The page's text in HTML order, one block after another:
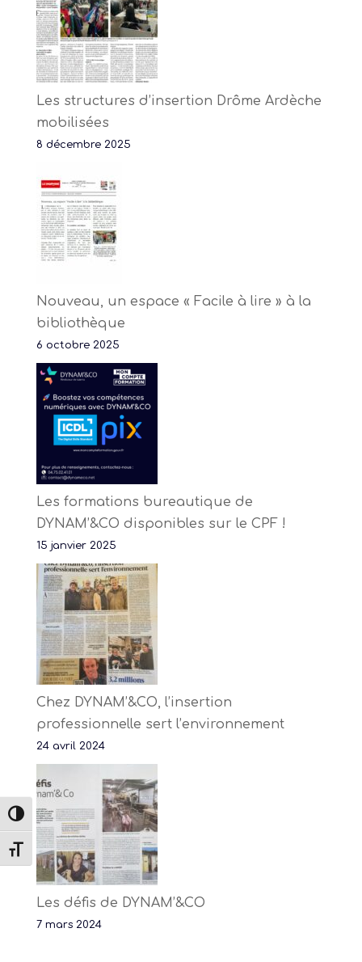
Passer en contraste élevé
Changer la taille de la police
Les structures d’insertion Drôme Ardèche
mobilisées
8 décembre 2025
Nouveau, un espace « Facile à lire » à la
bibliothèque
6 octobre 2025
Les formations bureautique de
DYNAM’&CO disponibles sur le CPF !
15 janvier 2025
Chez DYNAM’&CO, l’insertion
professionnelle sert l’environnement
24 avril 2024
Les défis de DYNAM’&CO
7 mars 2024